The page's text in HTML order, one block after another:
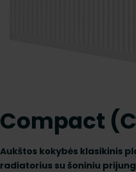
Compact
Aukštos kokybės klasikinis
radiatorius su šoniniu